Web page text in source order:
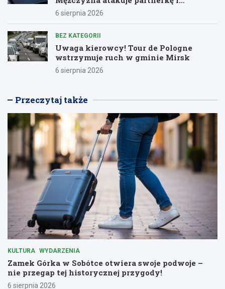
policjantów butelką
6 sierpnia 2026
BEZ KATEGORII
Uwaga kierowcy! Tour de Pologne
wstrzymuje ruch w gminie Mirsk
6 sierpnia 2026
Przeczytaj także
KULTURA WYDARZENIA
Zamek Górka w Sobótce otwiera swoje podwoje –
nie przegap tej historycznej przygody!
6 sierpnia 2026